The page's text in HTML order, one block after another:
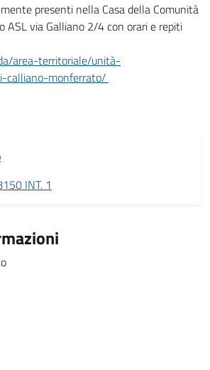
presenti nella Casa della Comunità
ASL via Galliano 2/4 con orari e repiti
area-territoriale/unità-
calliano-monferrato/
INT. 1